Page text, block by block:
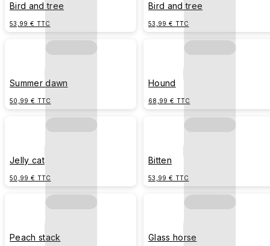
Bird and tree
53,99 € TTC
Bird and tree
53,99 € TTC
Summer dawn
50,99 € TTC
Hound
68,99 € TTC
Jelly cat
50,99 € TTC
Bitten
53,99 € TTC
Peach stack Glass horse